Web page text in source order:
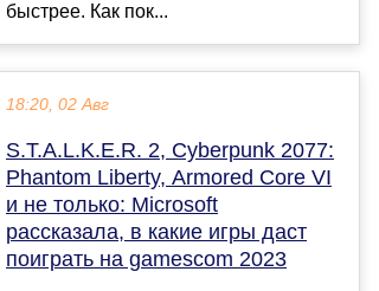
быстрее. Как пок...
18:20, 02 Авг
S.T.A.L.K.E.R. 2, Cyberpunk 2077:
Phantom Liberty, Armored Core VI
и не только: Microsoft
рассказала, в какие игры даст
поиграть на gamescom 2023